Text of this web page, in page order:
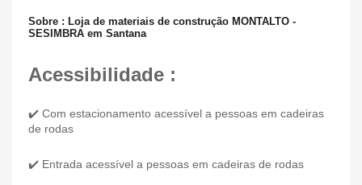
Sobre : Loja de materiais de construção MONTALTO -
SESIMBRA em Santana
Acessibilidade :
✔️ Com estacionamento acessível a pessoas em cadeiras
de rodas
✔️ Entrada acessível a pessoas em cadeiras de rodas